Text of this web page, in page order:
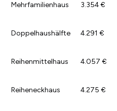
Mehrfamilienhaus 3.354 €
Doppelhaushälfte 4.291 €
Reihenmittelhaus 4.057 €
Reiheneckhaus 4.275 €